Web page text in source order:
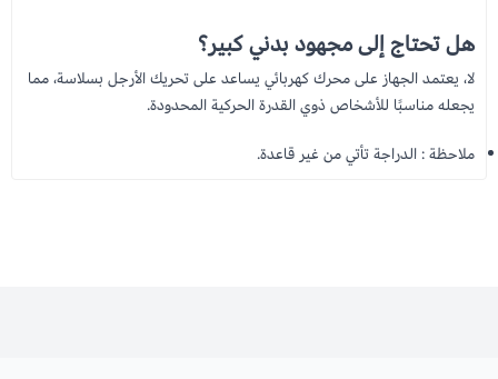
هل تحتاج إلى مجهود بدني كبير؟
لا، يعتمد الجهاز على محرك كهربائي يساعد على تحريك الأرجل بسلاسة، مما
يجعله مناسبًا للأشخاص ذوي القدرة الحركية المحدودة.
ملاحظة : الدراجة تأتي من غير قاعدة.